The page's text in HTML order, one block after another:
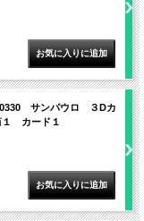
サンパウロ ３Dカ
カード１